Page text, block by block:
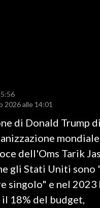
2026 alle 14:01
di Donald Trump
dell'Oms Tarik
gli Stati Uniti sono
singolo" e nel 2023
18% del budget,